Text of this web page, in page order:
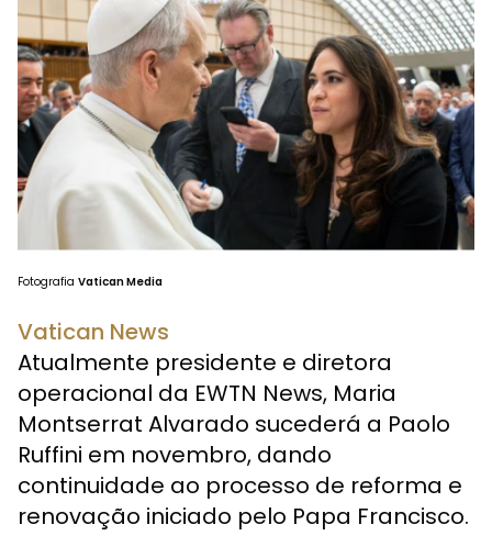
Fotografia Vatican Media
Vatican News
Atualmente presidente e diretora
operacional da EWTN News, Maria
Montserrat Alvarado sucederá a Paolo
Ruffini em novembro, dando
continuidade ao processo de reforma e
renovação iniciado pelo Papa Francisco.